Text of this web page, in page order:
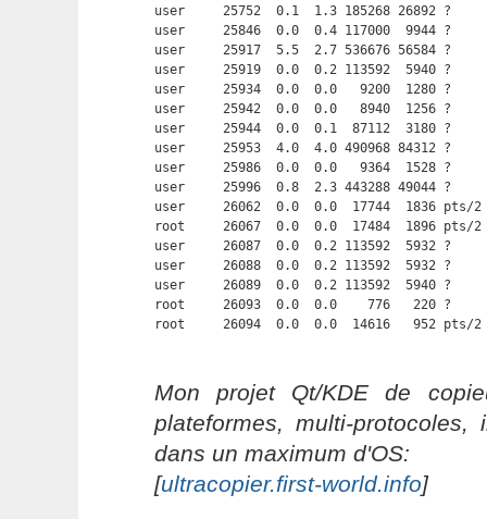
user     25752  0.1  1.3 185268 26892 ?
user     25846  0.0  0.4 117000  9944 ?
user     25917  5.5  2.7 536676 56584 ?
user     25919  0.0  0.2 113592  5940 ?
user     25934  0.0  0.0   9200  1280 ?
user     25942  0.0  0.0   8940  1256 ?
user     25944  0.0  0.1  87112  3180 ?
user     25953  4.0  4.0 490968 84312
user     25986  0.0  0.0   9364  1528 ?
user     25996  0.8  2.3 443288 49044 ?
user     26062  0.0  0.0  17744  1836 pts/
root     26067  0.0  0.0  17484  1896 pts/
user     26087  0.0  0.2 113592  5932 ?
user     26088  0.0  0.2 113592  5932 ?
user     26089  0.0  0.2 113592  5940 ?
root     26093  0.0  0.0    776   220 ?
root     26094  0.0  0.0  14616   952 pts/
Mon projet Qt/KDE de
plateformes, multi-protocoles,
dans un maximum d'OS:
[ultracopier.first-world.info]